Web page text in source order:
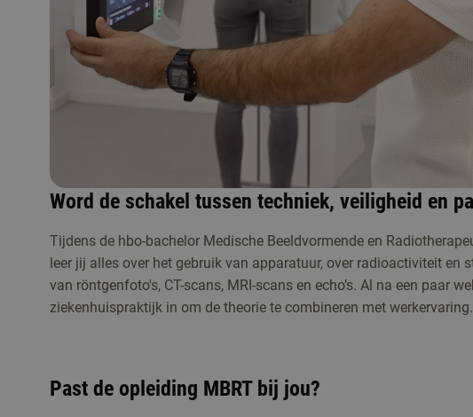
Studiekeuzeactiviteiten
Kennismaken met Medisch Beeldvormende en
kennis te maken met de opleiding.
Word de schakel tussen techniek, veiligheid en
Tijdens de hbo-bachelor Medische Beeldvormende en
leer jij alles over het gebruik van apparatuur, over radioactiviteit en
van röntgenfoto's, CT-scans, MRI-scans en echo’s. Al na een paar
ziekenhuispraktijk in om de theorie te combineren met werkervaring.
Past de opleiding MBRT bij jou?